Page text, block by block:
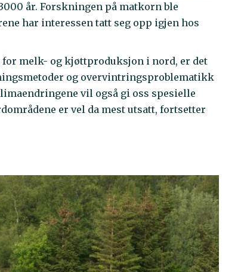
år. Forskningen på matkorn ble
har interessen tatt seg opp igjen hos
melk- og kjøttproduksjon i nord, er det
og overvintringsproblematikk
vil også gi oss spesielle
er vel da mest utsatt, fortsetter